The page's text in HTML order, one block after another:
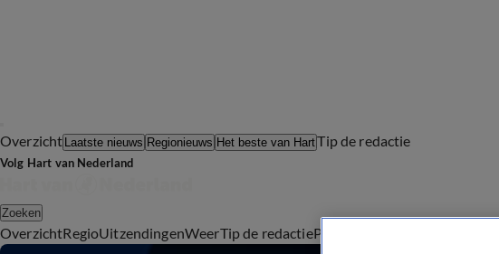
Overzicht Laatste nieuws Regionieuws Het beste van HartTip de redactie
Volg Hart van Nederland
Zoeken
OverzichtRegioUitzendingenWeerTip de redactiePanel